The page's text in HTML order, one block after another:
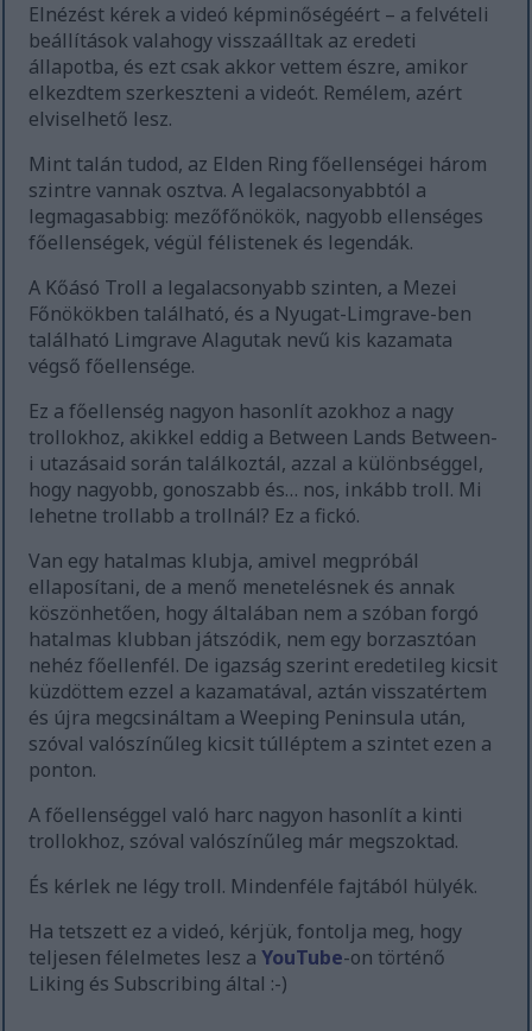
Elnézést kérek a videó képminőségéért – a felvételi
beállítások valahogy visszaálltak az eredeti
állapotba, és ezt csak akkor vettem észre, amikor
elkezdtem szerkeszteni a videót. Remélem, azért
elviselhető lesz.
Mint talán tudod, az Elden Ring főellenségei három
szintre vannak osztva. A legalacsonyabbtól a
legmagasabbig: mezőfőnökök, nagyobb ellenséges
főellenségek, végül félistenek és legendák.
A Kőásó Troll a legalacsonyabb szinten, a Mezei
Főnökökben található, és a Nyugat-Limgrave-ben
található Limgrave Alagutak nevű kis kazamata
végső főellensége.
Ez a főellenség nagyon hasonlít azokhoz a nagy
trollokhoz, akikkel eddig a Between Lands Between-
i utazásaid során találkoztál, azzal a különbséggel,
hogy nagyobb, gonoszabb és… nos, inkább troll. Mi
lehetne trollabb a trollnál? Ez a fickó.
Van egy hatalmas klubja, amivel megpróbál
ellaposítani, de a menő menetelésnek és annak
köszönhetően, hogy általában nem a szóban forgó
hatalmas klubban játszódik, nem egy borzasztóan
nehéz főellenfél. De igazság szerint eredetileg kicsit
küzdöttem ezzel a kazamatával, aztán visszatértem
és újra megcsináltam a Weeping Peninsula után,
szóval valószínűleg kicsit túlléptem a szintet ezen a
ponton.
A főellenséggel való harc nagyon hasonlít a kinti
trollokhoz, szóval valószínűleg már megszoktad.
És kérlek ne légy troll. Mindenféle fajtából hülyék.
Ha tetszett ez a videó, kérjük, fontolja meg, hogy
teljesen félelmetes lesz aYouTube-on történő
Liking és Subscribing által :-)